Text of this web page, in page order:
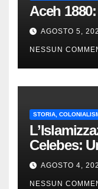
Aceh
AGOSTO 5,
NESSUN
STORIA,
Celebes:
1840.
AGOSTO 4,
NESSUN